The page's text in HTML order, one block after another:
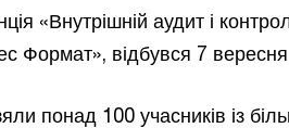
«Внутрішній аудит і
Формат», відбувся 7
понад 100 учасників із